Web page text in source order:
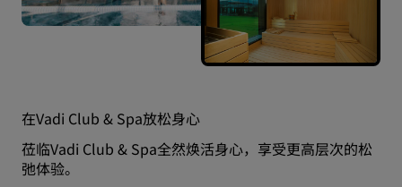
在Vadi Club & Spa放松身心
莅临Vadi Club & Spa全然焕活身心，享受更高层次的松
弛体验。